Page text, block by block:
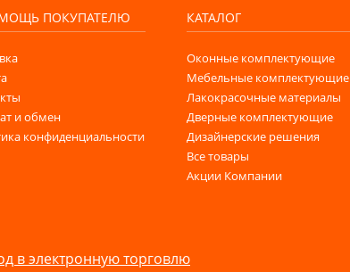
ПОКУПАТЕЛЮ
и обмен
конфиденциальности
КАТАЛОГ
Оконные комплектующие
Мебельные комплектующие
Лакокрасочные материалы
Дверные комплектующие
Дизайнерские решения
Все товары
Акции Компании
в электронную торговлю